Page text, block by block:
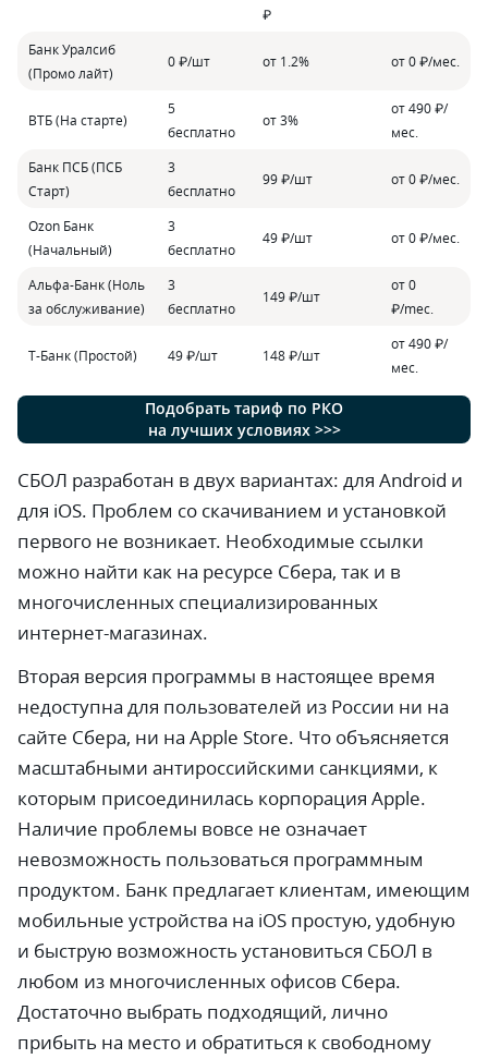
₽
Банк Уралсиб
(Промо лайт)
0 ₽/шт от 1.2% от 0 ₽/мес.
ВТБ (На старте)
5
бесплатно
от 3%
от 490 ₽/
мес.
Банк ПСБ (ПСБ
Старт)
3
бесплатно
99 ₽/шт от 0 ₽/мес.
Ozon Банк
(Начальный)
3
бесплатно
49 ₽/шт от 0 ₽/мес.
Альфа-Банк (Ноль
за обслуживание)
3
бесплатно
149 ₽/шт
от 0
₽/mес.
Т-Банк (Простой) 49 ₽/шт 148 ₽/шт
от 490 ₽/
мес.
Подобрать тариф по РКО
на лучших условиях >>>
СБОЛ разработан в двух вариантах: для Android и
для iOS. Проблем со скачиванием и установкой
первого не возникает. Необходимые ссылки
можно найти как на ресурсе Сбера, так и в
многочисленных специализированных
интернет-магазинах.
Вторая версия программы в настоящее время
недоступна для пользователей из России ни на
сайте Сбера, ни на Apple Store. Что объясняется
масштабными антироссийскими санкциями, к
которым присоединилась корпорация Apple.
Наличие проблемы вовсе не означает
невозможность пользоваться программным
продуктом. Банк предлагает клиентам, имеющим
мобильные устройства на iOS простую, удобную
и быструю возможность установиться СБОЛ в
любом из многочисленных офисов Сбера.
Достаточно выбрать подходящий, лично
прибыть на место и обратиться к свободному